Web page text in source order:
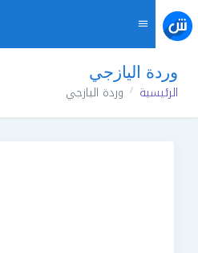
وردة اليازجي
الرئيسية وردة اليازجي